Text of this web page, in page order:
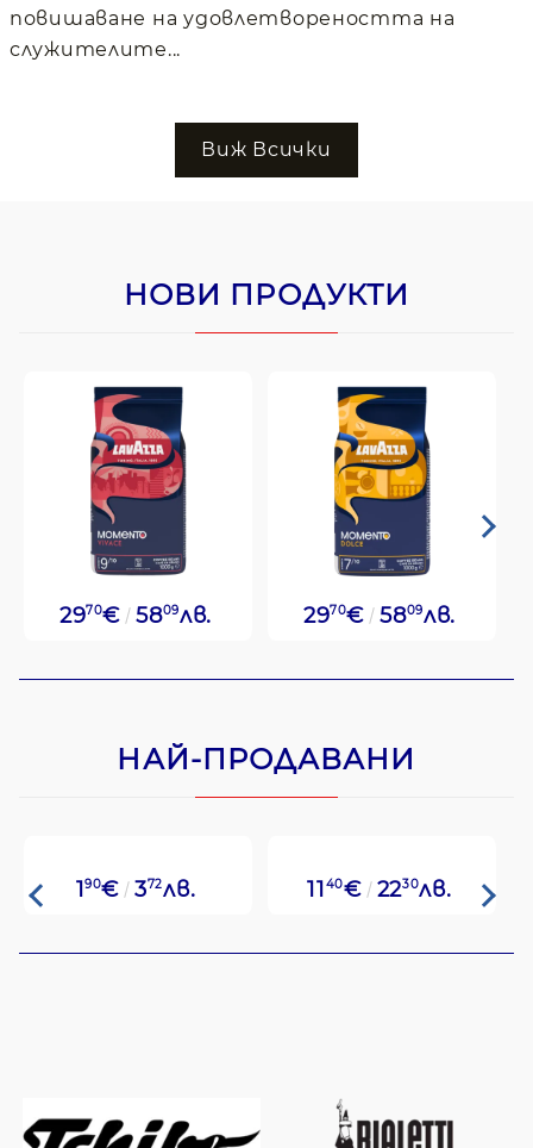
повишаване на удовлетвореността на
служителите...
Виж Всички
НОВИ ПРОДУКТИ
2970€ 5809лв. 2970€ 5809лв.
НАЙ-ПРОДАВАНИ
190€ 372лв. 11 40€ 2230лв.